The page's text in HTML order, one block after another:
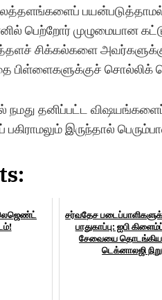
பயன்படுத்தாமல்
பெற்றோர் முழுமையான
சிக்கல்களை
பிள்ளைகளுக்குச் சொல்லிக்
தனிப்பட்ட விஷயங்களைப்
இருந்தால்
லெஜெண்ட்
சர்வதேச
பாதுகாப்பு: ஐபி
சேவையை தொடங்கிய
டெக்னாலஜி